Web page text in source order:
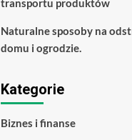
Naturalne sposoby na
domu i ogrodzie.
Kategorie
Biznes i finanse